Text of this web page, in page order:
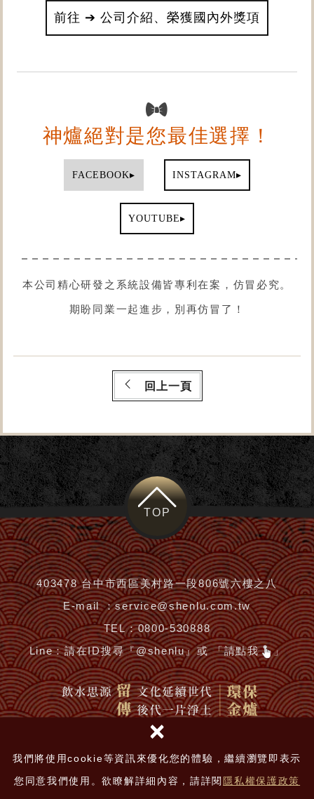
我們將使用cookie等資訊來優化您的體驗，繼續瀏覽即表示
您同意我們使用。欲瞭解詳細內容，請詳閱 隱私權保護政策
×
前往 ➔ 公司介紹、榮獲國內外獎項
神爐絕對是您最佳選擇！
FACEBOOK▸ INSTAGRAM▸
YOUTUBE▸
本公司精心研發之系統設備皆專利在案，仿冒必究。
期盼同業一起進步，別再仿冒了！
回上一頁
TOP
403478 台中市西區美村路一段806號六樓之八
E-mail ：service@shenlu.com.tw
TEL：0800-530888
Line：請在ID搜尋『@shenlu』或 「請點我 」